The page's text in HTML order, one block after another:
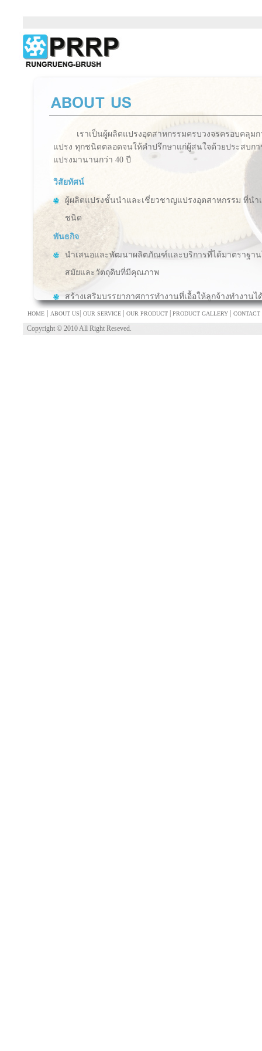
เราเป็นผู้ผลิตแปรงอุตสาหกรรมครบวงจรครอบคลุม
แปรง ทุกชนิดตลอดจนให้คำปรึกษาแก่ผู้สนใจด้วยประสบก
แปรงมานานกว่า 40 ปี
วิสัยทัศน์
ผู้ผลิตแปรงชั้นนำและเชี่ยวชาญแปรงอุตสาหกรรม ที่น
ชนิด
พันธกิจ
นำเสนอและพัฒนาผลิตภัณฑ์และบริการที่ได้มาตราฐา
สมัยและวัตถุดิบที่มีคุณภาพ
สร้างเสริมบรรยากาศการทำงานที่เอื้อให้ลูกจ้างทำงาน
HOME ABOUT US OUR SERVICE OUR PRODUCT PRODUCT GALLERY CONTACT
Copyright © 2010 All Right Reseved.